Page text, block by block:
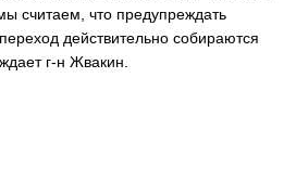
считаем, что предупреждать
действительно собираются
г-н Жвакин.